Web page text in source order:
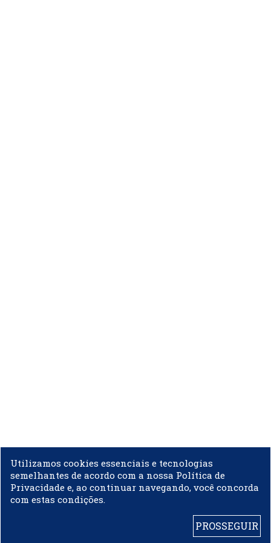
Utilizamos cookies essenciais e tecnologias
semelhantes de acordo com a nossa Política de
Privacidade e, ao continuar navegando, você concorda
com estas condições.
PROSSEGUIR